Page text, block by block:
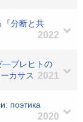
『分断と共
2022
―ブレヒトの
カサス 2021
поэтика
2020